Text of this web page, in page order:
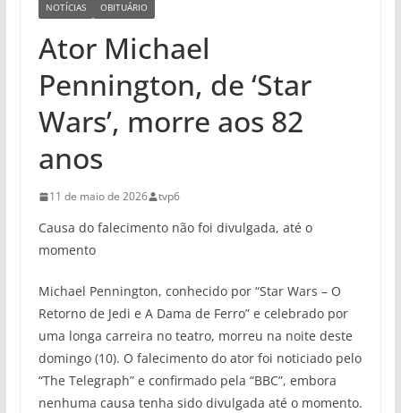
NOTÍCIAS OBITUÁRIO
Ator Michael
Pennington, de ‘Star
Wars’, morre aos 82
anos
11 de maio de 2026 tvp6
Causa do falecimento não foi divulgada, até o
momento
Michael Pennington, conhecido por “Star Wars – O
Retorno de Jedi e A Dama de Ferro” e celebrado por
uma longa carreira no teatro, morreu na noite deste
domingo (10). O falecimento do ator foi noticiado pelo
“The Telegraph” e confirmado pela “BBC”, embora
nenhuma causa tenha sido divulgada até o momento.